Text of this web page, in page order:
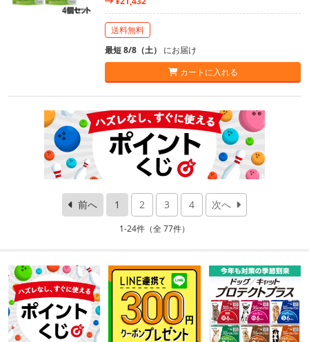
送料無料
最短 8/8（土） にお届け
カートに入れる
前へ 1 2 3 4 次へ
1-24件（全 77件）